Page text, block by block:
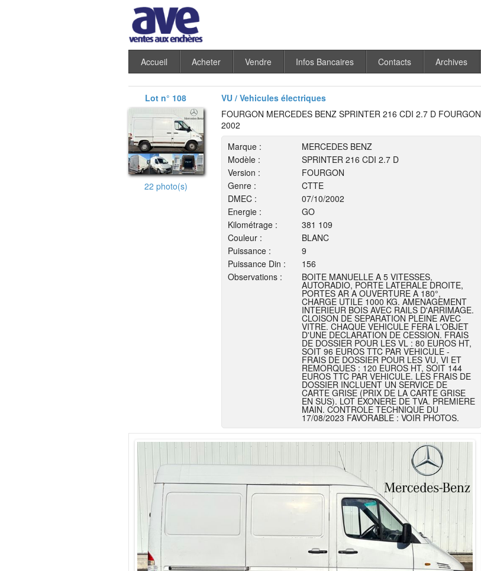
Accueil Acheter Vendre Infos Bancaires Contacts Archives
Lot n° 108 VU / Vehicules électriques
22 photo(s)
FOURGON MERCEDES BENZ SPRINTER 216 CDI 2.7 D FOURGON
2002
Marque :
MERCEDES BENZ
Modèle :
SPRINTER 216 CDI 2.7 D
Version :
FOURGON
Genre :
CTTE
DMEC :
07/10/2002
Energie :
GO
Kilométrage :
381 109
Couleur :
BLANC
Puissance :
9
Puissance Din :
156
Observations :
BOITE MANUELLE A 5 VITESSES,
AUTORADIO, PORTE LATERALE DROITE,
PORTES AR A OUVERTURE A 180°,
CHARGE UTILE 1000 KG. AMENAGEMENT
INTERIEUR BOIS AVEC RAILS D'ARRIMAGE.
CLOISON DE SEPARATION PLEINE AVEC
VITRE. CHAQUE VEHICULE FERA L'OBJET
D'UNE DECLARATION DE CESSION. FRAIS
DE DOSSIER POUR LES VL : 80 EUROS HT,
SOIT 96 EUROS TTC PAR VEHICULE -
FRAIS DE DOSSIER POUR LES VU, VI ET
REMORQUES : 120 EUROS HT, SOIT 144
EUROS TTC PAR VEHICULE. LES FRAIS DE
DOSSIER INCLUENT UN SERVICE DE
CARTE GRISE (PRIX DE LA CARTE GRISE
EN SUS). LOT EXONERE DE TVA. PREMIERE
MAIN. CONTROLE TECHNIQUE DU
17/08/2023 FAVORABLE : VOIR PHOTOS.